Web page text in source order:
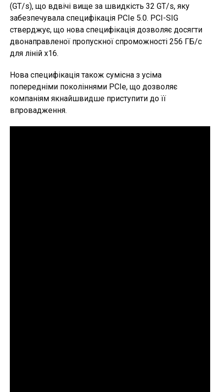
(GT/s), що вдвічі вище за швидкість 32 GT/s, яку
забезпечувала специфікація PCIe 5.0. PCI-SIG
стверджує, що нова специфікація дозволяє досягти
двонаправленої пропускної спроможності 256 ГБ/с
для ліній x16.
Нова специфікація також сумісна з усіма
попередніми поколіннями PCIe, що дозволяє
компаніям якнайшвидше приступити до її
впровадження.